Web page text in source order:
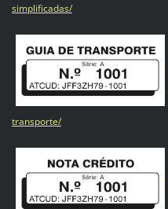
simplificadas/
transporte/